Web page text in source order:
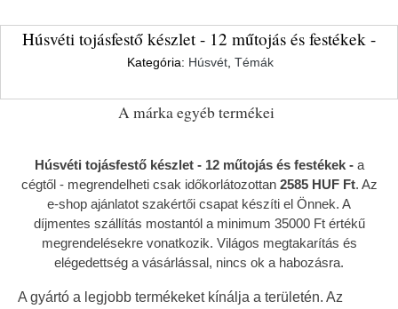
Húsvéti tojásfestő készlet - 12 műtojás és festékek -
Kategória: Húsvét, Témák
A márka egyéb termékei
Húsvéti tojásfestő készlet - 12 műtojás és festékek -a
cégtől - megrendelheti csak időkorlátozottan 2585 HUF Ft. Az
e-shop ajánlatot szakértői csapat készíti el Önnek. A
díjmentes szállítás mostantól a minimum 35000 Ft értékű
megrendelésekre vonatkozik. Világos megtakarítás és
elégedettség a vásárlással, nincs ok a habozásra.
A gyártó a legjobb termékeket kínálja a területén. Az